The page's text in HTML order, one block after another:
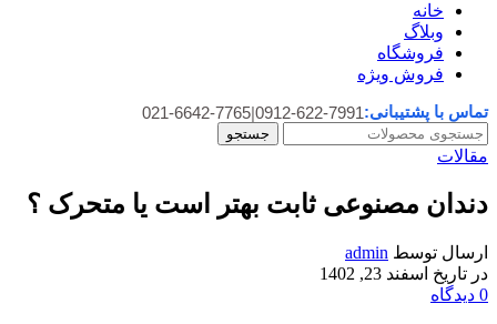
خانه
وبلاگ
فروشگاه
فروش ویژه
تماس با پشتیبانی:0912-622-7991
|
021-6642-7765
جستجو
مقالات
دندان مصنوعی ثابت بهتر است یا متحرک ؟
ارسال توسط admin
در تاریخ اسفند 23, 1402
0 دیدگاه